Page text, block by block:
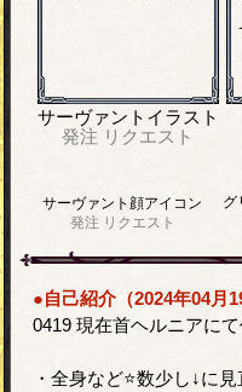
サーヴァントイラスト
発注 リクエスト
サーヴァント顔アイコン
発注 リクエスト
グ
●自己紹介（2024年04月
0419 現在首ヘルニアにて
・全身など⭐️数少し↓に